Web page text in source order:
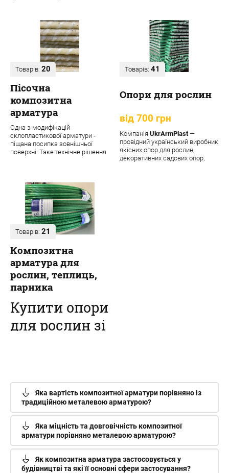
Товарів: 20
Пісочна
композитна
арматура
Одна з модифікацій
склопластикової арматури -
піщана посипка зовнішньої
поверхні. Таке технічне рішення
Товарів: 41
Опори для рослин
від 700 грн
Компанія UkrArmPlast—
провідний український виробник
якісних опор для рослин,
декоративних садових опор,
Товарів: 21
Композитна
арматура для
рослин, теплиць,
парника
Купити опори
для рослин зі
Наш інтернет-магазин пропонує
купити композитні кілочки для
рослин – овочів, кві...
Яка вартість композитної арматури порівняно із
традиційною металевою арматурою?
Яка міцність та довговічність композитної
арматури порівняно металевою арматурою?
Як композитна арматура застосовується у
будівництві та які її основні сфери застосування?